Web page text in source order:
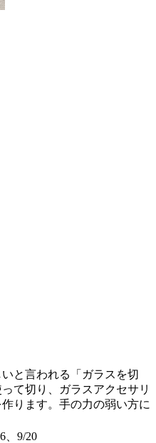
と言われる「ガラスを切
て切り、ガラスアクセサリ
ります。手の力の弱い方に
、9/20